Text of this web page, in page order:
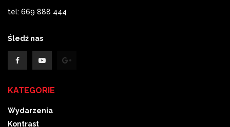
tel: 669 888 444
Śledź nas
KATEGORIE
Wydarzenia
Kontrast